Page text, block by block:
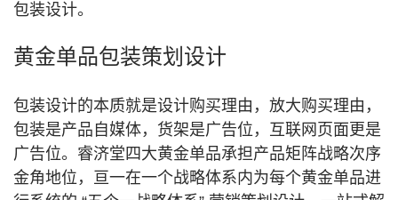
包装设计。
黄金单品包装策划设计
包装设计的本质就是设计购买理由，放大购买理由，
包装是产品自媒体，货架是广告位，互联网页面更是
广告位。睿济堂四大黄金单品承担产品矩阵战略次序
金角地位，亘一在一个战略体系内为每个黄金单品进